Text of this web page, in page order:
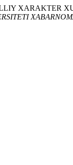
XARAKTER